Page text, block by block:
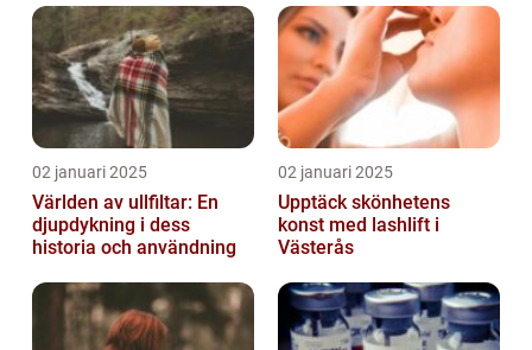
02 januari 2025
Världen av ullfiltar: En
djupdykning i dess
historia och användning
02 januari 2025
Upptäck skönhetens
konst med lashlift i
Västerås